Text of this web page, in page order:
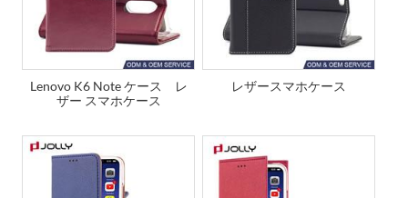
Lenovo K6 Note ケース レ
ザー スマホケース
レザースマホケース